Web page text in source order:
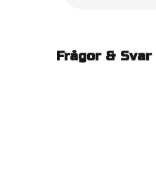
Frågor & Svar